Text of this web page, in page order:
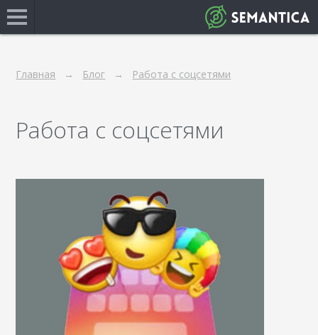
Главная Блог Работа с соцсетями
Работа с соцсетями